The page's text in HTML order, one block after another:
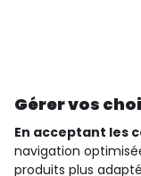
qui sommes-nous
Gérer vos
En acceptant les
navigation
produits plus